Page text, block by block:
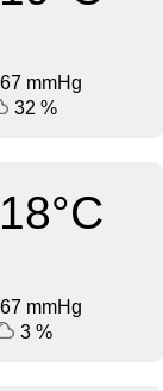
mmHg
32 %
mmHg
3 %